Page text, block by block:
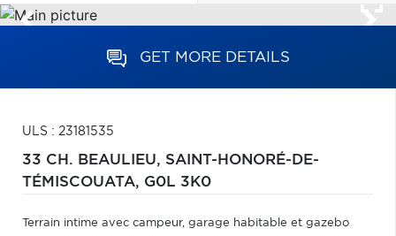
GET MORE DETAILS
ULS : 23181535
33 CH. BEAULIEU, SAINT-HONORÉ-DE-
TÉMISCOUATA, G0L 3K0
Terrain intime avec campeur, garage habitable et gazebo